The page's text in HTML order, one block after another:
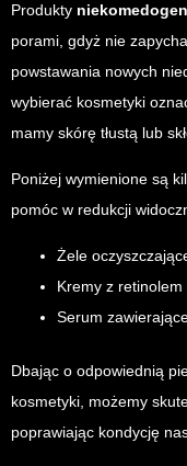
Produkty
porami, gdyż nie
powstawania nowych
wybierać kosmetyki
mamy skórę tłustą lub
Poniżej wymienione są
pomóc w redukcji
Żele
Kremy z retinolem
Serum
Dbając o odpowiednią
kosmetyki, możemy
poprawiając kondycję